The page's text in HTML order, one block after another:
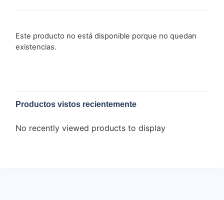
Este producto no está disponible porque no quedan
existencias.
Productos vistos recientemente
No recently viewed products to display